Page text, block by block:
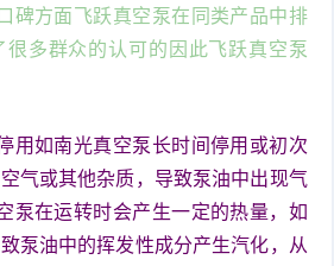
碑方面飞跃真空泵在同类产品中排
多群众的认可的因此飞跃真空泵
用如南光真空泵长时间停用或初次
气或其他杂质，导致泵油中出现气
泵在运转时会产生一定的热量，如
泵油中的挥发性成分产生汽化，从